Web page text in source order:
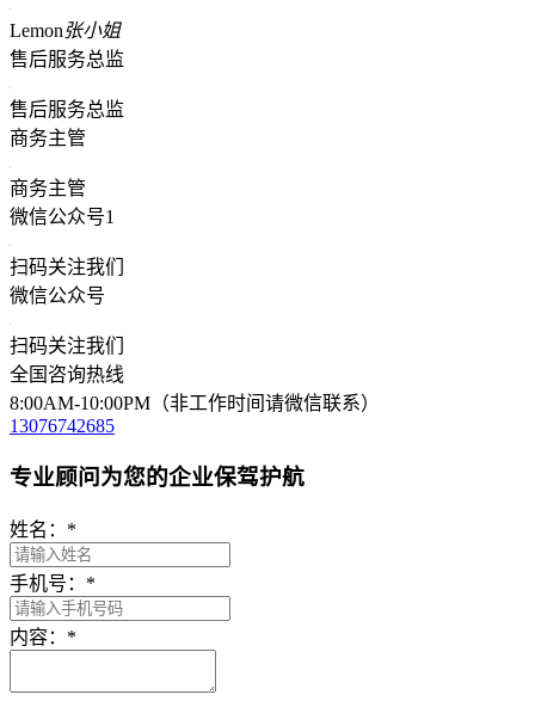
Lemon张小姐
售后服务总监
售后服务总监
商务主管
商务主管
微信公众号1
扫码关注我们
微信公众号
扫码关注我们
全国咨询热线
8:00AM-10:00PM（非工作时间请微信联系）
13076742685
专业顾问为您的企业保驾护航
姓名： *
手机号： *
内容： *